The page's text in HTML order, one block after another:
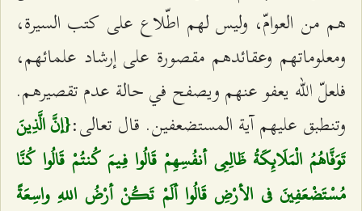
هم من العوامّ، وليس لهم اطّلاع على كتب السيرة،
ومعلوماتهم وعقائدهم مقصورة على إرشاد علمائهم،
فلعلّ الله يعفو عنهم ويصفح في حالة عدم تقصيرهم.
وتنطبق عليهم آية المستضعفين. قال تعالى:{إنَّ الَّذِينَ
تَوَفَّاهُمُ الْمَلَائِكَةُ ظَالِمِي أنفُسِهِمْ قَالُوا فِيمَ كُنتُمْ قَالُوا كُنَّا
مُسْتَضْعَفِينَ في الأرْضِ قَالُوا ألَمْ تَكُنْ أرْضُ اللهِ واسِعَةً